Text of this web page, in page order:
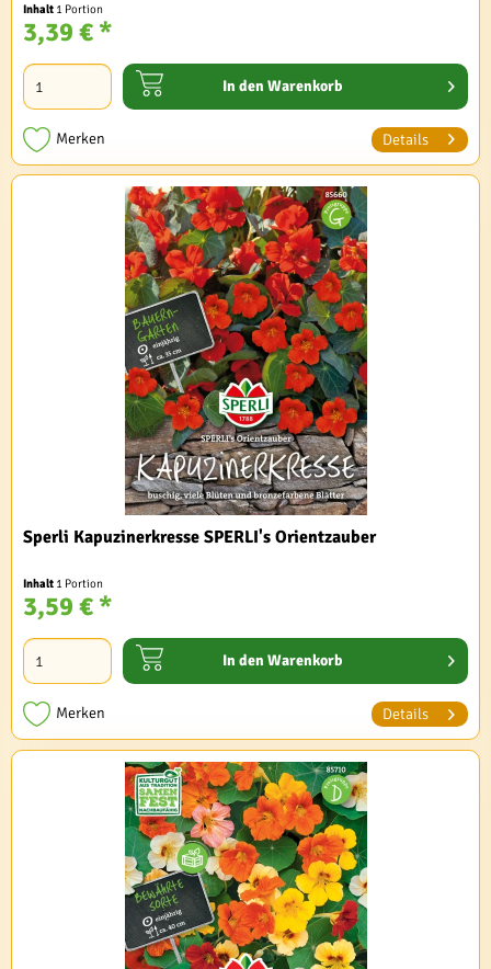
Inhalt 1 Portion
3,39 € *
In den Warenkorb
Merken Details
Sperli Kapuzinerkresse SPERLI's Orientzauber
Inhalt 1 Portion
3,59 € *
In den Warenkorb
Merken Details